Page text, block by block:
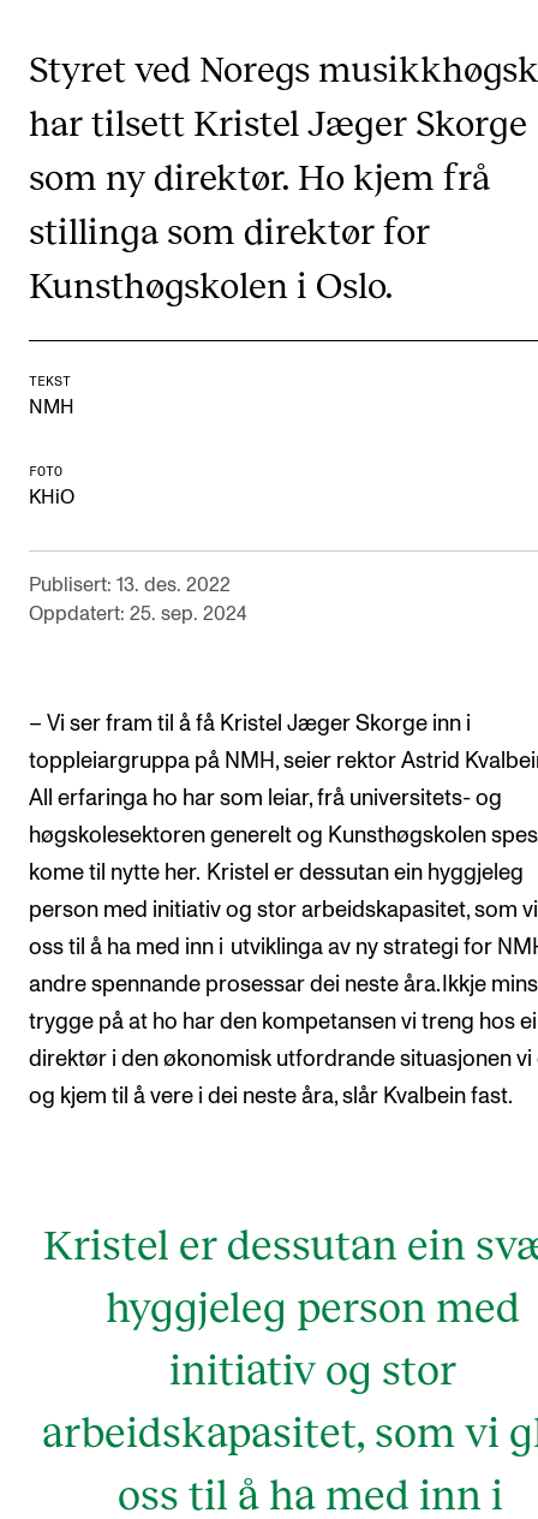
Studentenes psykososiale læringsmiljø
Søknad og opptak
FORSKNING OG UTVIKLINGSARBEID
Om FoU på NMH
Livet rundt FoU
For ph.d.-programmet i musikkforskning
Forskningsetikk
KONSERTER OG ARRANGEMENTER
Arrangementer for ansatte
Gjennomføre konserter og arrangementer
Konsertopptak
ORGANISASJON
Aktuelle saker
Biblioteket
Utvalg og komitéer
Strategier, planer og rapporter
Hvem gjør hva i administrasjonen
Styret ved Noregs
har tilsett Kristel Jæger Skorge
som ny direktør. Ho kjem frå
stillinga som direktør for
Kunsthøgskolen i Oslo.
TEKST
NMH
FOTO
KHiO
Publisert: 13. des. 2022
Oppdatert: 25. sep. 2024
– Vi ser fram til å få Kristel Jæger Skorge inn i
toppleiargruppa på NMH, seier rektor Astrid
All erfaringa ho har som leiar, frå universitets- og
høgskolesektoren generelt og Kunsthøgskolen
kome til nytte her. Kristel er dessutan ein hyggjeleg
person med initiativ og stor arbeidskapasitet, som
oss til å ha med inn i utviklinga av ny strategi for
andre spennande prosessar dei neste åra. Ikkje
trygge på at ho har den kompetansen vi treng hos
direktør i den økonomisk utfordrande situasjonen vi
og kjem til å vere i dei neste åra, slår Kvalbein fast.
Kristel er dessutan ein
hyggjeleg person med
initiativ og stor
arbeidskapasitet, som vi
oss til å ha med inn i